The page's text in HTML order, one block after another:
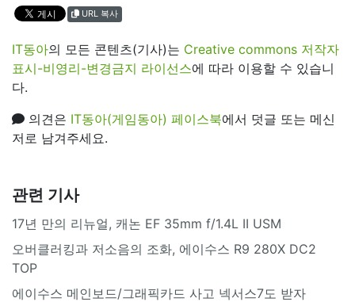
URL 복사
IT동아의 모든 콘텐츠(기사)는 Creative commons 저작자
표시-비영리-변경금지 라이선스에 따라 이용할 수 있습니
다.
의견은 IT동아(게임동아) 페이스북에서 덧글 또는 메신
저로 남겨주세요.
관련 기사
17년 만의 리뉴얼, 캐논 EF 35mm f/1.4L II USM
오버클러킹과 저소음의 조화, 에이수스 R9 280X DC2
TOP
에이수스 메인보드/그래픽카드 사고 넥서스7도 받자